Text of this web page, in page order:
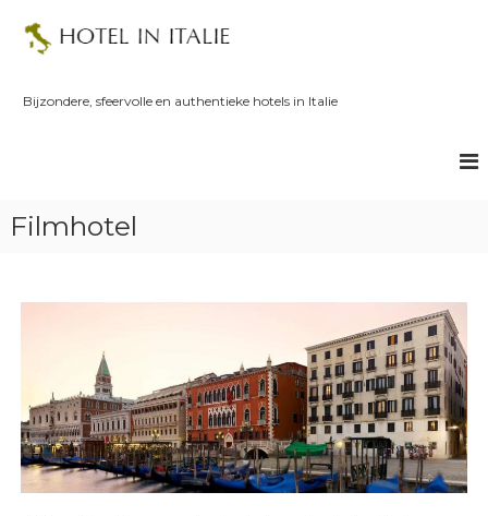
Bijzondere, sfeervolle en authentieke hotels in Italie
Filmhotel